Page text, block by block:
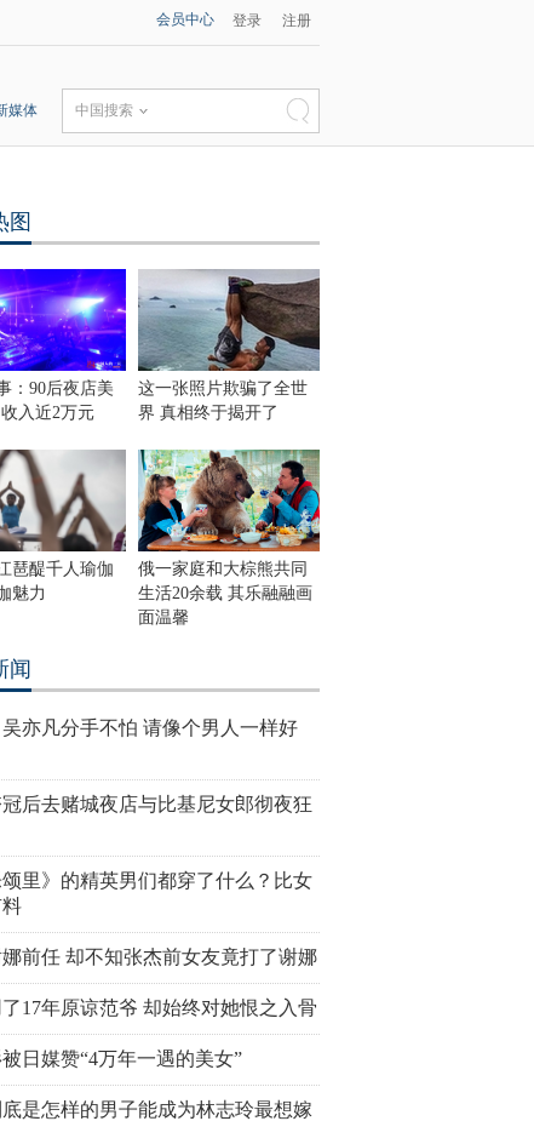
会员中心 登录 注册
媒体 中国搜索
图
：90后夜店美
入近2万元
这一张照片欺骗了全世
界 真相终于揭开了
琶醍千人瑜伽
魅力
俄一家庭和大棕熊共同
生活20余载 其乐融融画
面温馨
闻
亦凡分手不怕 请像个男人一样好
后去赌城夜店与比基尼女郎彻夜狂
颂里》的精英男们都穿了什么？比女
前任 却不知张杰前女友竟打了谢娜
17年原谅范爷 却始终对她恨之入骨
日媒赞“4万年一遇的美女”
是怎样的男子能成为林志玲最想嫁